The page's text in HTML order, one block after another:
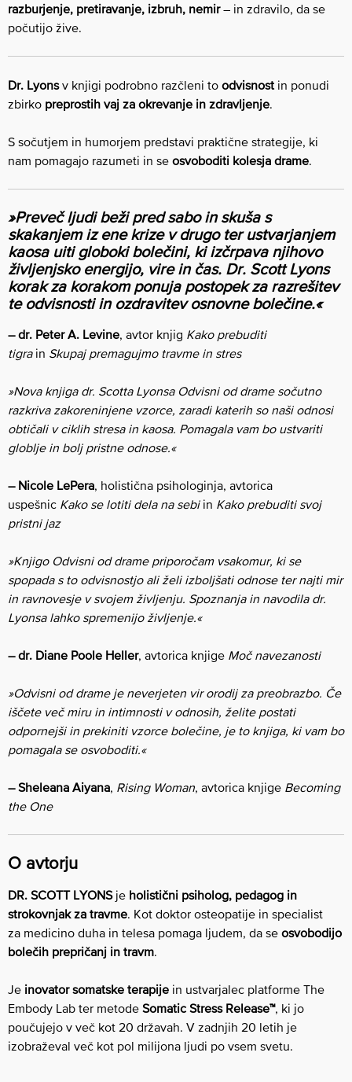
razburjenje, pretiravanje, izbruh, nemir– in zdravilo, da se
počutijo žive.
Dr. Lyonsv knjigi podrobno razčleni to odvisnost in ponudi
zbirko preprostih vaj za okrevanje in zdravljenje
S sočutjem in humorjem predstavi praktične strategije, ki
nam pomagajo razumeti in se osvoboditi kolesja drame
»Preveč ljudi beži pred sabo in skuša s
skakanjem iz ene krize v drugo ter ustvarjanjem
kaosa uiti globoki bolečini, ki izčrpava njihovo
življenjsko energijo, vire in čas. Dr. Scott Lyons
korak za korakom ponuja postopek za razrešitev
te odvisnosti in ozdravitev osnovne bolečine.«
– dr. Peter A. Levine , avtor knjig Kako prebuditi
tigrain Skupaj premagujmo travme in stres
»Nova knjiga dr. Scotta Lyonsa Odvisni od drame sočutno
razkriva zakoreninjene vzorce, zaradi katerih so naši odnosi
obtičali v ciklih stresa in kaosa. Pomagala vam bo ustvariti
globlje in bolj pristne odnose.«
– Nicole LePera , holistična psihologinja, avtorica
uspešnic Kako se lotiti dela na sebiin Kako prebuditi svoj
pristni jaz
»Knjigo Odvisni od drame priporočam vsakomur, ki se
spopada s to odvisnostjo ali želi izboljšati odnose ter najti mir
in ravnovesje v svojem življenju. Spoznanja in navodila dr.
Lyonsa lahko spremenijo življenje.«
– dr. Diane Poole Heller, avtorica knjige Moč navezanosti
»Odvisni od drame je neverjeten vir orodij za preobrazbo. Če
iščete več miru in intimnosti v odnosih, želite postati
odpornejši in prekiniti vzorce bolečine, je to knjiga, ki vam bo
pomagala se osvoboditi.«
– Sheleana Aiyana Rising Woman , avtorica knjige Becoming
the One
O avtorju
DR. SCOTT LYONSje holistični psiholog, pedagog in
strokovnjak za travme . Kot doktor osteopatije in specialist
za medicino duha in telesa pomaga ljudem, da se osvobodijo
bolečih prepričanj in travm
Je inovator somatske terapije in ustvarjalec platforme The
Embody Lab ter metode Somatic Stress Release™, ki jo
poučujejo v več kot 20 državah. V zadnjih 20 letih je
izobraževal več kot pol milijona ljudi po vsem svetu.